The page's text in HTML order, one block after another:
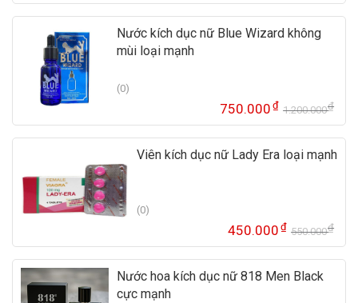
Nước kích dục nữ Blue Wizard không
mùi loại mạnh
(0)
1.200.000₫
là:
750.000₫
tại
Viên kích dục nữ Lady Era loại mạnh
(0)
550.000₫
450.000₫
Nước hoa kích dục nữ 818 Men Black
cực mạnh